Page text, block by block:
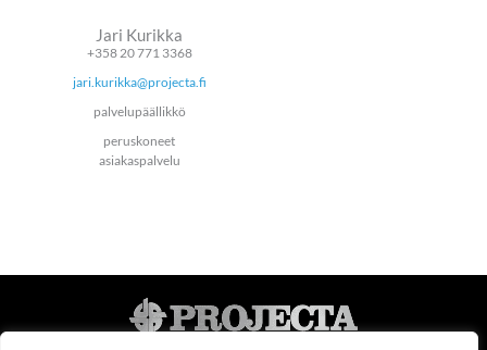
Jari Kurikka
+358 20 771 3368
jari.kurikka@projecta.fi
palvelupäällikkö
peruskoneet
asiakaspalvelu